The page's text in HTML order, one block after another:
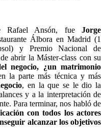
Rafael Ansón, fue Jorge
Álbora en Madrid (1
y Premio Nacional de
abrir la Máster-class con su
negocio, ¿un matrimonio
la parte más técnica y más
, en la que se le dio la
y a la interpretación de
Para terminar, nos habló de
con todos los actores
alcanzar los objetivos